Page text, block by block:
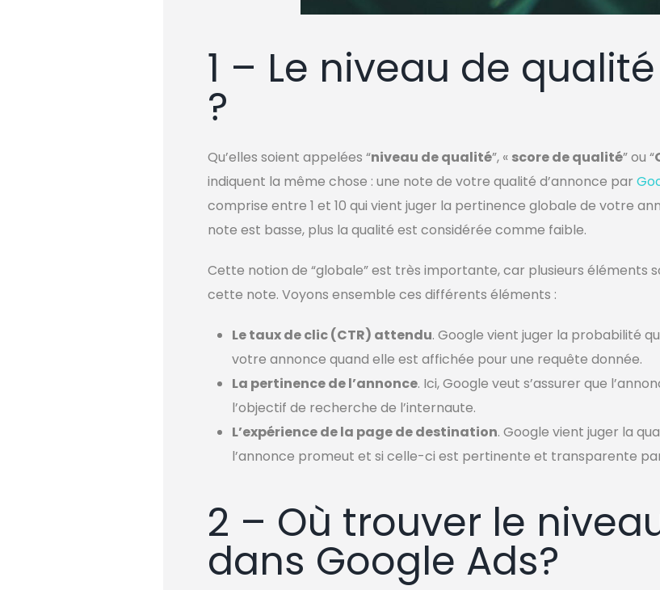
1 – Le niveau de
?
Qu’elles soient appelées “niveau de qualité”, « score de qualité” ou “
indiquent la même chose : une note de votre qualité d’annonce par
comprise entre 1 et 10 qui vient juger la pertinence globale de votre
note est basse, plus la qualité est considérée comme faible.
Cette notion de “globale” est très importante, car plusieurs éléments
cette note. Voyons ensemble ces différents éléments :
Le taux de clic (CTR) attendu. Google vient juger la probabilité
votre annonce quand elle est affichée pour une requête donnée.
La pertinence de l’annonce. Ici, Google veut s’assurer que
l’objectif de recherche de l’internaute.
L’expérience de la page de destination. Google vient juger la
l’annonce promeut et si celle-ci est pertinente et transparente
2 – Où trouver le
dans Google Ads?